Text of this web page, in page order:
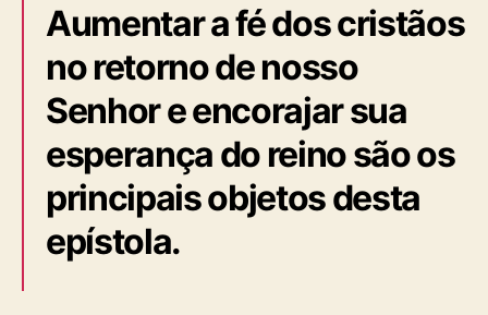
Aumentar a fé dos cristãos
no retorno de nosso
Senhor e encorajar sua
esperança do reino são os
principais objetos desta
epístola.